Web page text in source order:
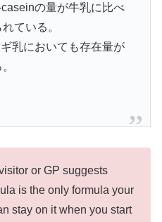
の量が牛乳に比べ
ている。
乳においても存在量が
or GP suggests
is the only formula your
stay on it when you start